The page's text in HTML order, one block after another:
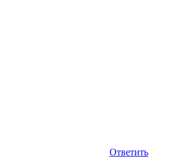
Ответить